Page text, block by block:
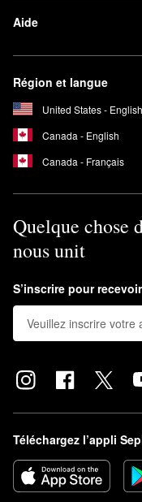
Aide
Région et langue
United States - English
Canada - English
Canada - Français
Quelque chose
nous unit
S’inscrire pour
Téléchargez l’appli